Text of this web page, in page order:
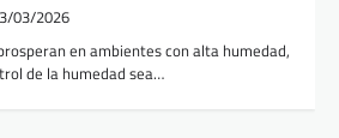
03/2026
en ambientes con alta humedad,
de la humedad sea…